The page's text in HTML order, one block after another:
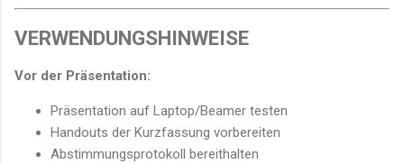
VERWENDUNGSHINWEISE
Vor der Präsentation:
Präsentation auf Laptop/Beamer testen
Handouts der Kurzfassung vorbereiten
Abstimmungsprotokoll bereithalten